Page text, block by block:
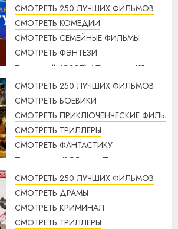
СМОТРЕТЬ 250 ЛУЧШИХ ФИЛЬМОВ
СМОТРЕТЬ КОМЕДИИ
СМОТРЕТЬ СЕМЕЙНЫЕ ФИЛЬМЫ
СМОТРЕТЬ ФЭНТЕЗИ
Рататуй (2007) / Ratatouille
смотреть онлайн
2:32 07.08.2026
СМОТРЕТЬ 250 ЛУЧШИХ ФИЛЬМОВ
СМОТРЕТЬ БОЕВИКИ
СМОТРЕТЬ ПРИКЛЮЧЕНЧЕСКИЕ ФИЛЬМЫ
СМОТРЕТЬ ТРИЛЛЕРЫ
СМОТРЕТЬ ФАНТАСТИКУ
Безумный Макс: Дорога
ярости (2015) / Mad Max: Fury
Road смотреть онлайн
1:56 07.08.2026
СМОТРЕТЬ 250 ЛУЧШИХ ФИЛЬМОВ
СМОТРЕТЬ ДРАМЫ
СМОТРЕТЬ КРИМИНАЛ
СМОТРЕТЬ ТРИЛЛЕРЫ